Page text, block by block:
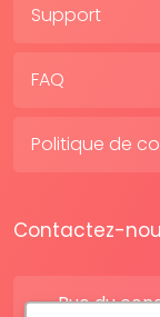
Support
FAQ
Politique de
Contactez-
Rue du